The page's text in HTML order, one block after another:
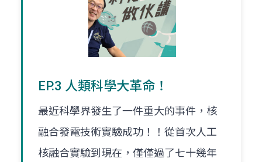
EP.3 人類科學大革命！
最近科學界發生了一件重大的事件，核
融合發電技術實驗成功！！從首次人工
核融合實驗到現在，僅僅過了七十幾年